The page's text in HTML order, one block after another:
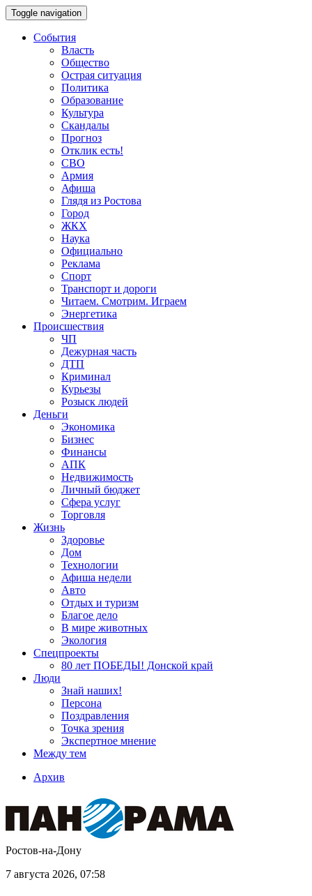
Toggle navigation
События
Власть
Общество
Острая ситуация
Политика
Образование
Культура
Скандалы
Прогноз
Отклик есть!
СВО
Армия
Афиша
Глядя из Ростова
Город
ЖКХ
Наука
Официально
Реклама
Спорт
Транспорт и дороги
Читаем. Смотрим. Играем
Энергетика
Происшествия
ЧП
Дежурная часть
ДТП
Криминал
Курьезы
Розыск людей
Деньги
Экономика
Бизнес
Финансы
АПК
Недвижимость
Личный бюджет
Сфера услуг
Торговля
Жизнь
Здоровье
Дом
Технологии
Афиша недели
Авто
Отдых и туризм
Благое дело
В мире животных
Экология
Спецпроекты
80 лет ПОБЕДЫ! Донской край
Люди
Знай наших!
Персона
Поздравления
Точка зрения
Экспертное мнение
Между тем
Архив
Ростов-на-Дону
7 августа 2026, 07:58